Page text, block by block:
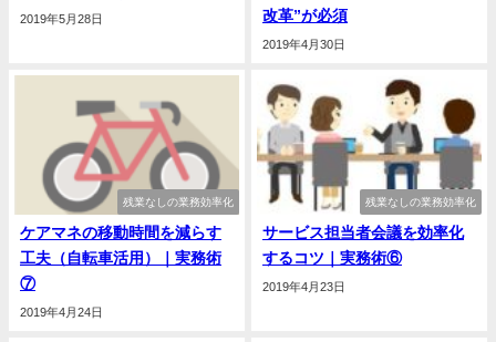
2019年5月28日
改革”が必須
2019年4月30日
残業なしの業務効率化
ケアマネの移動時間を減らす
工夫（自転車活用）｜実務術
⑦
2019年4月24日
残業なしの業務効率化
サービス担当者会議を効率化
するコツ｜実務術⑥
2019年4月23日